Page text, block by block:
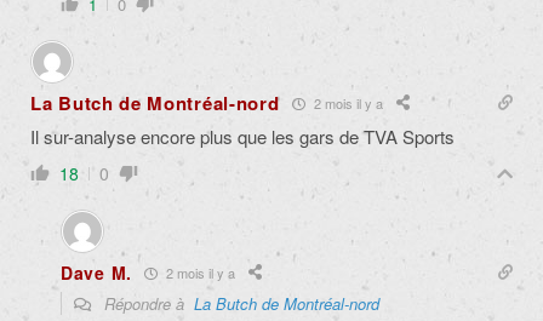
La Butch de Montréal-nord 2 mois il y a
Il sur-analyse encore plus que les gars de TVA Sports
18 0
Dave M. 2 mois il y a
Répondre à La Butch de Montréal-nord